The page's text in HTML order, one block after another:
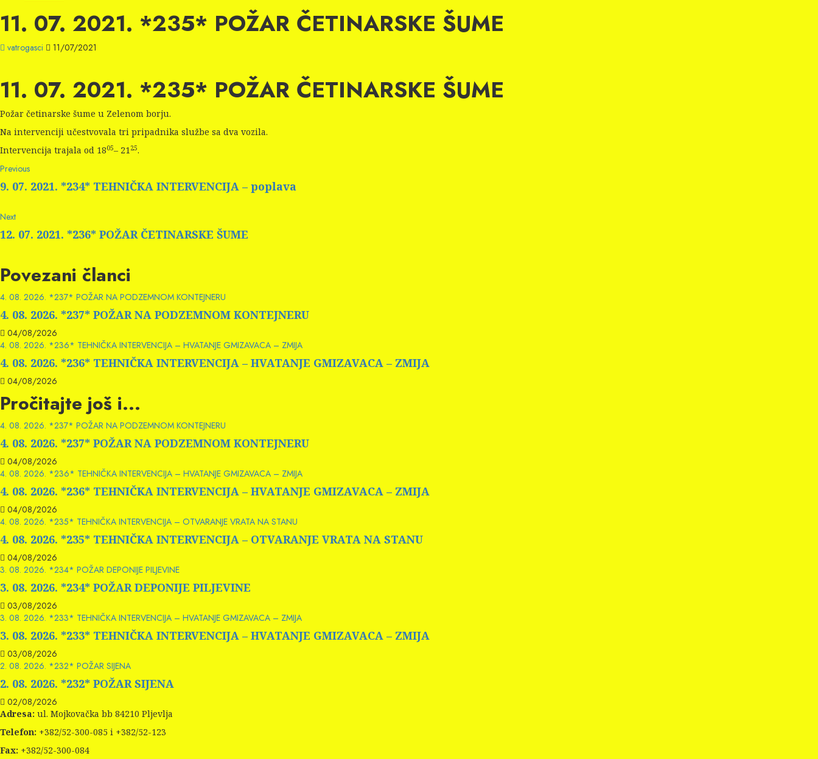
11. 07. 2021. *235* POŽAR ČETINARSKE ŠUME
vatrogasci 11/07/2021
11. 07. 2021. *235* POŽAR ČETINARSKE ŠUME
Požar četinarske šume u Zelenom borju.
Na intervenciji učestvovala tri pripadnika službe sa dva vozila.
Intervencija trajala od 1805– 2125.
Continue
Reading
PreviousPrevious
post:
9. 07. 2021. *234* TEHNIČKA INTERVENCIJA – poplava
NextNext
post:
12. 07. 2021. *236* POŽAR ČETINARSKE ŠUME
Povezani članci
4. 08. 2026. *237* POŽAR NA PODZEMNOM KONTEJNERU
4. 08. 2026. *237* POŽAR NA PODZEMNOM KONTEJNERU
04/08/2026
4. 08. 2026. *236* TEHNIČKA INTERVENCIJA – HVATANJE GMIZAVACA – ZMIJA
4. 08. 2026. *236* TEHNIČKA INTERVENCIJA – HVATANJE GMIZAVACA – ZMIJA
04/08/2026
Pročitajte još i...
4. 08. 2026. *237* POŽAR NA PODZEMNOM KONTEJNERU
4. 08. 2026. *237* POŽAR NA PODZEMNOM KONTEJNERU
04/08/2026
4. 08. 2026. *236* TEHNIČKA INTERVENCIJA – HVATANJE GMIZAVACA – ZMIJA
4. 08. 2026. *236* TEHNIČKA INTERVENCIJA – HVATANJE GMIZAVACA – ZMIJA
04/08/2026
4. 08. 2026. *235* TEHNIČKA INTERVENCIJA – OTVARANJE VRATA NA STANU
4. 08. 2026. *235* TEHNIČKA INTERVENCIJA – OTVARANJE VRATA NA STANU
04/08/2026
3. 08. 2026. *234* POŽAR DEPONIJE PILJEVINE
3. 08. 2026. *234* POŽAR DEPONIJE PILJEVINE
03/08/2026
3. 08. 2026. *233* TEHNIČKA INTERVENCIJA – HVATANJE GMIZAVACA – ZMIJA
3. 08. 2026. *233* TEHNIČKA INTERVENCIJA – HVATANJE GMIZAVACA – ZMIJA
03/08/2026
2. 08. 2026. *232* POŽAR SIJENA
2. 08. 2026. *232* POŽAR SIJENA
02/08/2026
Adresa: ul. Mojkovačka bb 84210 Pljevlja
Telefon: +382/52-300-085 i +382/52-123
Fax: +382/52-300-084